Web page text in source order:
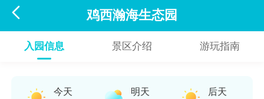
 鸡西瀚海生态园
入园信息 景区介绍 游玩指南
今天 明天 后天